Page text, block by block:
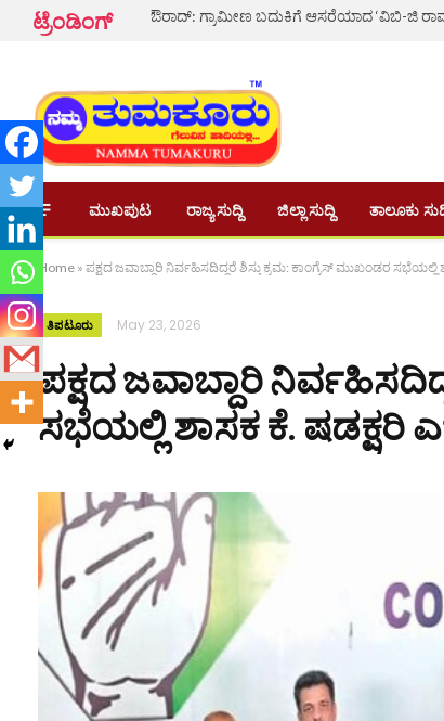
ಟ್ರೆಂಡಿಂಗ್
ಮುಖಪುಟ ರಾಜ್ಯ ಸುದ್ದಿ ಜಿಲ್ಲಾ ಸುದ್ದಿ ತಾಲೂಕು
Home » ಪಕ್ಷದ ಜವಾಬ್ದಾರಿ ನಿರ್ವಹಿಸದಿದ್ದರೆ ಶಿಸ್ತು ಕ್ರಮ: ಕಾಂಗ್ರೆಸ್ ಮುಖಂಡರ ಸಭೆಯಲ್ಲಿ
ತಿಪಟೂರು May 23, 2026
ಪಕ್ಷದ ಜವಾಬ್ದಾರಿ
ಸಭೆಯಲ್ಲಿ ಶಾಸಕ ಕೆ. ಷಡಕ್ಷರಿ